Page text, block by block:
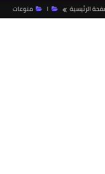
الرئيسية ا منوعات